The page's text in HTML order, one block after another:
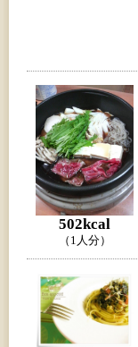
502kcal
（1人分）